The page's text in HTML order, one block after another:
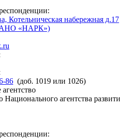
Котельническая набережная д.17
«НАРК»)
86 (доб. 1019 или 1026)
Национального агентства